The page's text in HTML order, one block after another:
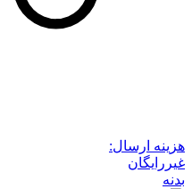
هزینه ارسال:
غیررایگان
بدنه